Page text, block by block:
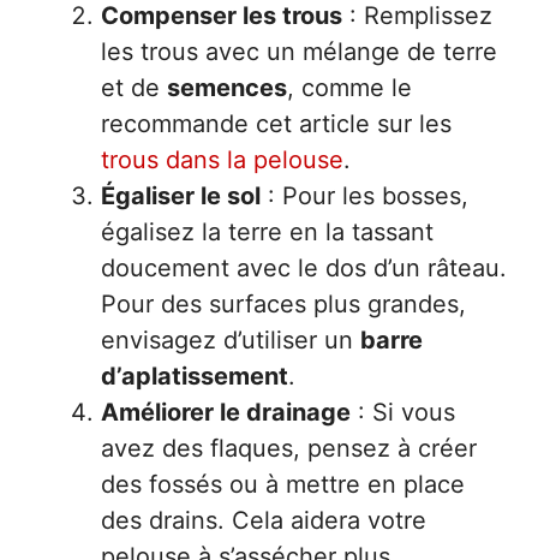
Compenser les trous : Remplissez
les trous avec un mélange de terre
et de semences, comme le
recommande cet article sur les
trous dans la pelouse.
Égaliser le sol : Pour les bosses,
égalisez la terre en la tassant
doucement avec le dos d’un râteau.
Pour des surfaces plus grandes,
envisagez d’utiliser un barre
d’aplatissement.
Améliorer le drainage : Si vous
avez des flaques, pensez à créer
des fossés ou à mettre en place
des drains. Cela aidera votre